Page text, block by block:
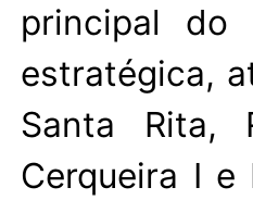
principal do
estratégica,
Santa Rita,
Cerqueira I e